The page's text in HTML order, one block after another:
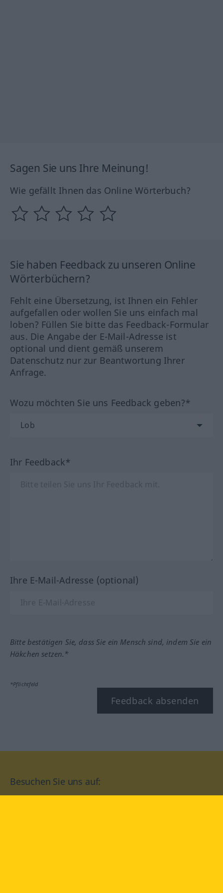
Sagen Sie uns Ihre Meinung!
Wie gefällt Ihnen das Online Wörterbuch?
Sie haben Feedback zu unseren Online
Wörterbüchern?
Fehlt eine Übersetzung, ist Ihnen ein Fehler
aufgefallen oder wollen Sie uns einfach mal
loben? Füllen Sie bitte das Feedback-Formular
aus. Die Angabe der E-Mail-Adresse ist
optional und dient gemäß unserem
Datenschutz nur zur Beantwortung Ihrer
Anfrage.
Wozu möchten Sie uns Feedback geben?*
Ihr Feedback*
Ihre E-Mail-Adresse (optional)
Bitte bestätigen Sie, dass Sie ein Mensch sind, indem Sie ein
Häkchen setzen.*
*Pflichtfeld
Feedback absenden
Besuchen Sie uns auf: